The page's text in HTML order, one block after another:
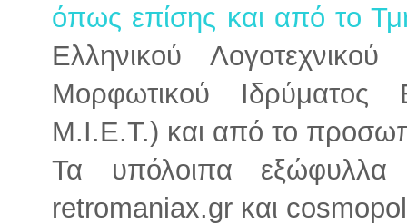
όπως επίσης και από το
Ελληνικού
Μορφωτικού Ιδρύματος
Μ.Ι.Ε.Τ.) και από το
Τα υπόλοιπα
retromaniax.gr και